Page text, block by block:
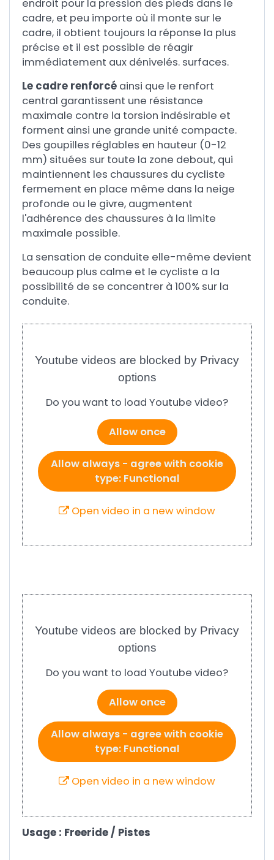
endroit pour la pression des pieds dans le
cadre, et peu importe où il monte sur le
cadre, il obtient toujours la réponse la plus
précise et il est possible de réagir
immédiatement aux dénivelés. surfaces.
Le cadre renforcé ainsi que le renfort
central garantissent une résistance
maximale contre la torsion indésirable et
forment ainsi une grande unité compacte.
Des goupilles réglables en hauteur (0-12
mm) situées sur toute la zone debout, qui
maintiennent les chaussures du cycliste
fermement en place même dans la neige
profonde ou le givre, augmentent
l'adhérence des chaussures à la limite
maximale possible.
La sensation de conduite elle-même devient
beaucoup plus calme et le cycliste a la
possibilité de se concentrer à 100% sur la
conduite.
Youtube videos are blocked by Privacy
options
Do you want to load Youtube video?
Allow once
Allow always - agree with cookie
type: Functional
Open video in a new window
Youtube videos are blocked by Privacy
options
Do you want to load Youtube video?
Allow once
Allow always - agree with cookie
type: Functional
Open video in a new window
Usage : Freeride / Pistes